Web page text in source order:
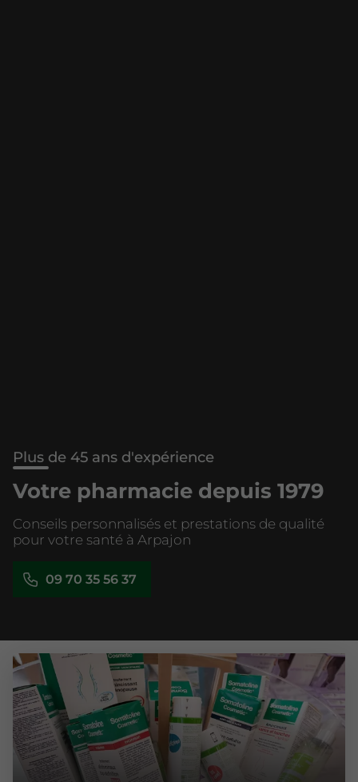
Plus de 45 ans d'expérience
Votre pharmacie depuis 1979
Conseils personnalisés et prestations de qualité
pour votre santé à Arpajon
09 70 35 56 37